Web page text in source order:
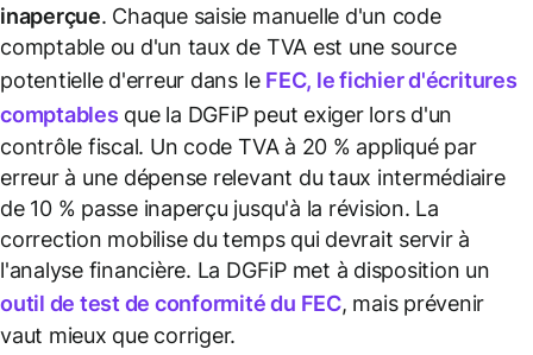
inaperçue. Chaque saisie manuelle d'un code
comptable ou d'un taux de TVA est une source
potentielle d'erreur dans le FEC, le fichier d'écritures
comptables que la DGFiP peut exiger lors d'un
contrôle fiscal. Un code TVA à 20 % appliqué par
erreur à une dépense relevant du taux intermédiaire
de 10 % passe inaperçu jusqu'à la révision. La
correction mobilise du temps qui devrait servir à
l'analyse financière. La DGFiP met à disposition un
outil de test de conformité du FEC, mais prévenir
vaut mieux que corriger.